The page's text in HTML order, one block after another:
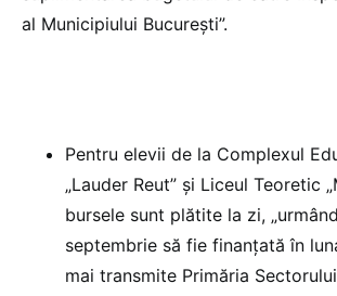
al Municipiului București”.
Pentru elevii de la Complexul
„Lauder Reut” și Liceul Teoretic
bursele sunt plătite la zi,
septembrie să fie finanțată în
mai transmite Primăria